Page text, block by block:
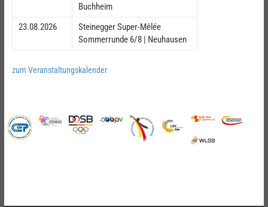
Buchheim
23.08.2026
Steinegger Super-Mêlée
Sommerrunde 6/8 | Neuhausen
zum Veranstaltungskalender